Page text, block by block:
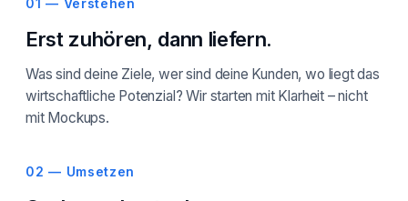
01 — Verstehen
Erst zuhören, dann liefern.
Was sind deine Ziele, wer sind deine Kunden, wo liegt das
wirtschaftliche Potenzial? Wir starten mit Klarheit – nicht
mit Mockups.
02 — Umsetzen